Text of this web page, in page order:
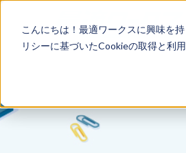
こんにちは！最適ワークスに興味を
リシーに基づいたCookieの取得と利